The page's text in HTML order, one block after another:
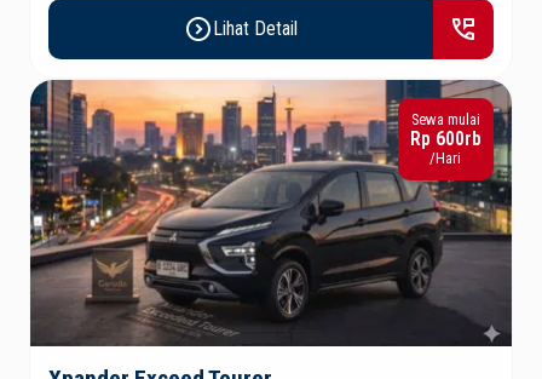
expand_circle_rightLihat Detail perm_phone_msg
Sewa mulai
Rp 600rb
/Hari